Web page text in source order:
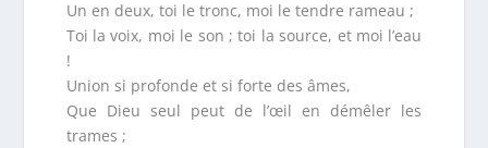
Un en deux, toi le tronc, moi le tendre rameau ;
Toi la voix, moi le son ; toi la source, et moi l’eau
!
Union si profonde et si forte des âmes,
Que Dieu seul peut de l’œil en démêler les
trames ;